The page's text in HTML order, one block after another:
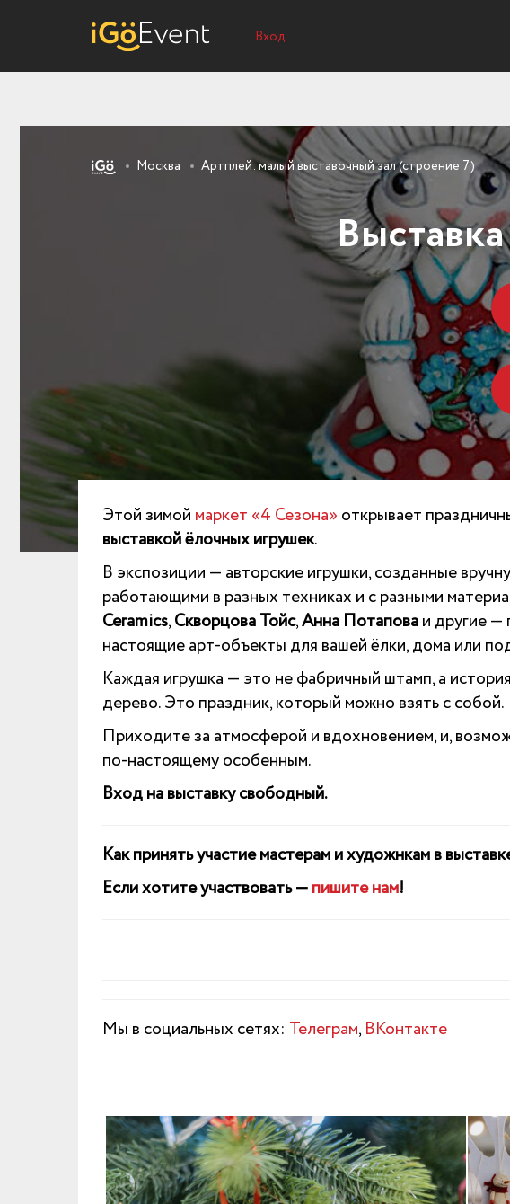
Вход
Москва Артплей: малый выставочный зал (строение 7)
Этой зимой маркет «4 Сезона» открывает
выставкой ёлочных игрушек.
В экспозиции — авторские игрушки, созданные
работающими в разных техниках и с разными
Ceramics,Скворцова Тойс,Анна Потаповаи другие —
настоящие арт-объекты для вашей ёлки, дома или
Каждая игрушка — это не фабричный штамп, а
дерево. Это праздник, который можно взять с собой.
Приходите за атмосферой и вдохновением, и,
по-настоящему особенным.
Вход на выставку свободный.
Как принять участие мастерам и художнкам в
Если хотите участвовать —пишите нам!
Мы в социальных сетях: Телеграм,ВКонтакте